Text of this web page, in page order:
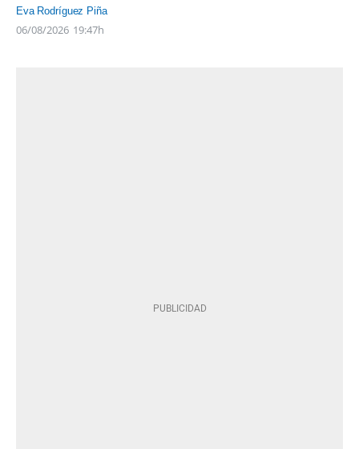
Eva Rodríguez Piña
06/08/2026 19:47h